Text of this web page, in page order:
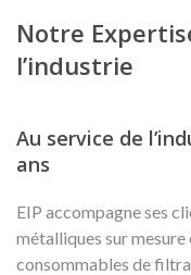
Notre
l’industrie
Au service de
ans
EIP accompagne ses
métalliques sur
consommables de